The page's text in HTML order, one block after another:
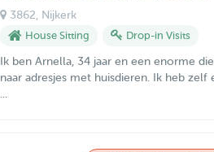
3862 , Nijkerk
House Sitting
Drop-in Visits
Ik ben Arnella, 34 jaar en een enorme
naar adresjes met huisdieren. Ik heb